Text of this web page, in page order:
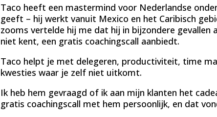
Taco heeft een mastermind voor Nederlandse
geeft – hij werkt vanuit Mexico en het Caribisch
zooms vertelde hij me dat hij in bijzondere gevallen
niet kent, een gratis coachingscall aanbiedt.
Taco helpt je met delegeren, productiviteit, time
kwesties waar je zelf niet uitkomt.
Ik heb hem gevraagd of ik aan mijn klanten het
gratis coachingscall met hem persoonlijk, en dat